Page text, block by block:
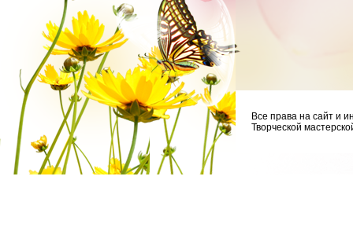
Все права на сайт и
Творческой